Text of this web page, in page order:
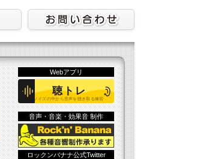
Webアプリ
音声・音楽・効果音 制作
ロックンバナナ公式Twitter